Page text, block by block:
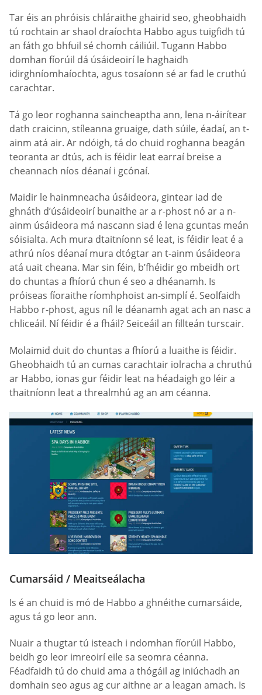
Tar éis an phróisis chláraithe ghairid seo, gheobhaidh
tú rochtain ar shaol draíochta Habbo agus tuigfidh tú
an fáth go bhfuil sé chomh cáiliúil. Tugann Habbo
domhan fíorúil dá úsáideoirí le haghaidh
idirghníomhaíochta, agus tosaíonn sé ar fad le cruthú
carachtar.
Tá go leor roghanna saincheaptha ann, lena n-áirítear
dath craicinn, stíleanna gruaige, dath súile, éadaí, an t-
ainm atá air. Ar ndóigh, tá do chuid roghanna beagán
teoranta ar dtús, ach is féidir leat earraí breise a
cheannach níos déanaí i gcónaí.
Maidir le hainmneacha úsáideora, gintear iad de
ghnáth d’úsáideoirí bunaithe ar a r-phost nó ar a n-
ainm úsáideora má nascann siad é lena gcuntas meán
sóisialta. Ach mura dtaitníonn sé leat, is féidir leat é a
athrú níos déanaí mura dtógtar an t-ainm úsáideora
atá uait cheana. Mar sin féin, b’fhéidir go mbeidh ort
do chuntas a fhíorú chun é seo a dhéanamh. Is
próiseas fíoraithe ríomhphoist an-simplí é. Seolfaidh
Habbo r-phost, agus níl le déanamh agat ach an nasc a
chliceáil. Ní féidir é a fháil? Seiceáil an fillteán turscair.
Molaimid duit do chuntas a fhíorú a luaithe is féidir.
Gheobhaidh tú an cumas carachtair iolracha a chruthú
ar Habbo, ionas gur féidir leat na héadaigh go léir a
thaitníonn leat a threalmhú ag an am céanna.
Cumarsáid / Meaitseálacha
Is é an chuid is mó de Habbo a ghnéithe cumarsáide,
agus tá go leor ann.
Nuair a thugtar tú isteach i ndomhan fíorúil Habbo,
beidh go leor imreoirí eile sa seomra céanna.
Féadfaidh tú do chuid ama a thógáil ag iniúchadh an
domhain seo agus ag cur aithne ar a leagan amach. Is